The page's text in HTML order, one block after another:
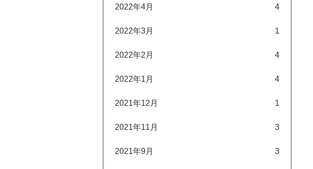
2022年4月 4
2022年3月 1
2022年2月 4
2022年1月 4
2021年12月 1
2021年11月 3
2021年9月 3